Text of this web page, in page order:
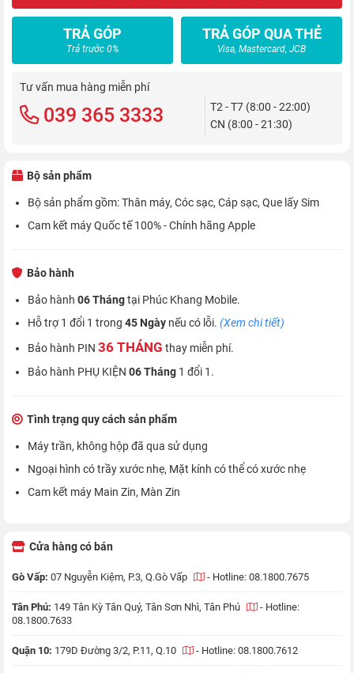
TRẢ GÓP
Trả trước 0%
TRẢ GÓP QUA THẺ
Visa, Mastercard, JCB
Tư vấn mua hàng miễn phí
039 365 3333
T2 - T7 (8:00 - 22:00)
CN (8:00 - 21:30)
Bộ sản phẩm
Bộ sản phẩm gồm: Thân máy, Cóc sạc, Cáp sạc, Que lấy Sim
Cam kết máy Quốc tế 100% - Chính hãng Apple
Bảo hành
Bảo hành 06 Thángtại Phúc Khang Mobile.
Hỗ trợ 1 đổi 1 trong 45 Ngày nếu có lỗi. (Xem chi tiết)
Bảo hành PIN 36 THÁNG thay miễn phí.
Bảo hành PHỤ KIỆN 06 Tháng 1 đổi 1.
Tình trạng quy cách sản phẩm
Máy trần, không hộp đã qua sử dụng
Ngoại hình có trầy xước nhẹ, Mặt kính có thể có xước nhẹ
Cam kết máy Main Zin, Màn Zin
Cửa hàng có bán
Gò Vấp: 07 Nguyễn Kiệm, P.3, Q.Gò Vấp - Hotline: 08.1800.7675
Tân Phú: 149 Tân Kỳ Tân Quý, Tân Sơn Nhì, Tân Phú - Hotline:
08.1800.7633
Quận 10: 179D Đường 3/2, P.11, Q.10 - Hotline: 08.1800.7612